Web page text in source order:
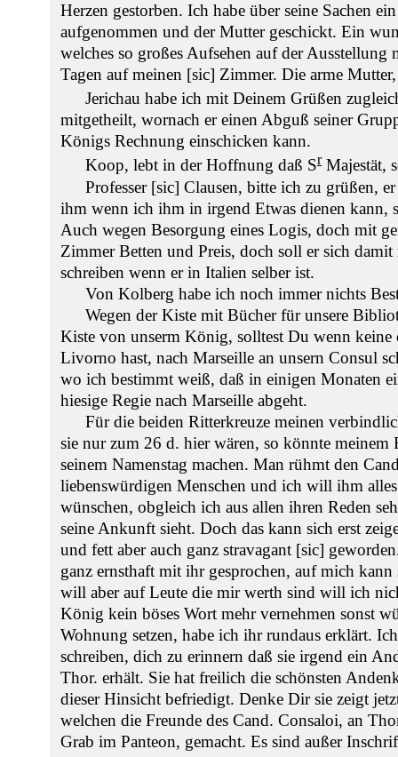
Herzen gestorben. Ich habe über seine Sachen
aufgenommen und der Mutter geschickt. Ein
welches so großes Aufsehen auf der Ausstellung
Tagen auf meinen [sic] Zimmer. Die arme
Jerichau habe ich mit Deinem Grüßen
mitgetheilt, wornach er einen Abguß seiner
Königs Rechnung einschicken kann.
Koop, lebt in der Hoffnung daß SrMajestät,
Professer [sic] Clausen, bitte ich zu grüßen,
ihm wenn ich ihm in irgend Etwas dienen kann,
Auch wegen Besorgung eines Logis, doch mit
Zimmer Betten und Preis, doch soll er sich
schreiben wenn er in Italien selber ist.
Von Kolberg habe ich noch immer nichts
Wegen der Kiste mit Bücher für unsere
Kiste von unserm König, solltest Du wenn keine
Livorno hast, nach Marseille an unsern Consul
wo ich bestimmt weiß, daß in einigen Monaten
hiesige Regie nach Marseille abgeht.
Für die beiden Ritterkreuze meinen
sie nur zum 26 d. hier wären, so könnte meinem
seinem Namenstag machen. Man rühmt den
liebenswürdigen Menschen und ich will ihm
wünschen, obgleich ich aus allen ihren Reden
seine Ankunft sieht. Doch das kann sich erst
und fett aber auch ganz stravagant [sic]
ganz ernsthaft mit ihr gesprochen, auf mich kann
will aber auf Leute die mir werth sind will ich
König kein böses Wort mehr vernehmen sonst
Wohnung setzen, habe ich ihr rundaus erklärt.
schreiben, dich zu erinnern daß sie irgend ein
Thor. erhält. Sie hat freilich die schönsten
dieser Hinsicht befriedigt. Denke Dir sie zeigt
welchen die Freunde des Cand. Consaloi, an
Grab im Panteon, gemacht. Es sind außer